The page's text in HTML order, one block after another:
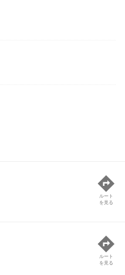
ルート
を見る
ルート
を見る